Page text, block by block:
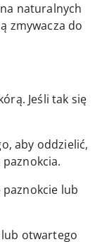
na naturalnych
zmywacza do
Jeśli tak się
aby oddzielić,
paznokcie lub
lub otwartego